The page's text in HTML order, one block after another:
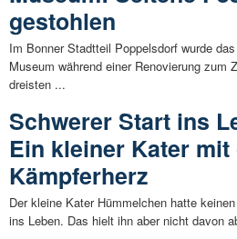
gestohlen
Im Bonner Stadtteil Poppelsdorf wurde
Museum während einer Renovierung zum
dreisten ...
Schwerer Start ins
Ein kleiner Kater mit
Kämpferherz
Der kleine Kater Hümmelchen hatte
ins Leben. Das hielt ihn aber nicht davon